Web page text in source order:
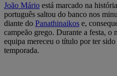
João Mário está marcado na
português saltou do banco nos
diante do Panathinaikos e,
campeão grego. Durante a festa, o
equipa mereceu o título por ter
temporada.